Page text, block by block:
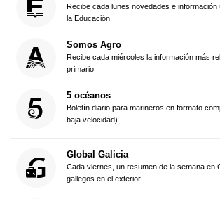
Recibe cada lunes novedades e información
la Educación
Somos Agro
Recibe cada miércoles la información más
primario
5 océanos
Boletín diario para marineros en formato
baja velocidad)
Global Galicia
Cada viernes, un resumen de la semana en
gallegos en el exterior